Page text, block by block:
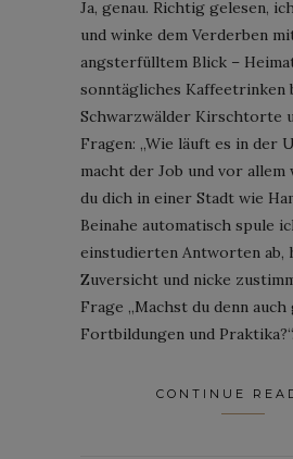
Ja, genau. Richtig gelesen,
und winke dem Verderben
angsterfülltem Blick –
sonntägliches Kaffeetrinken
Schwarzwälder Kirschtorte
Fragen: „Wie läuft es in der
macht der Job und vor
du dich in einer Stadt wie
Beinahe automatisch spule
einstudierten Antworten ab,
Zuversicht und nicke
Frage „Machst du denn auch
Fortbildungen und Praktika?“.
CONTINUE